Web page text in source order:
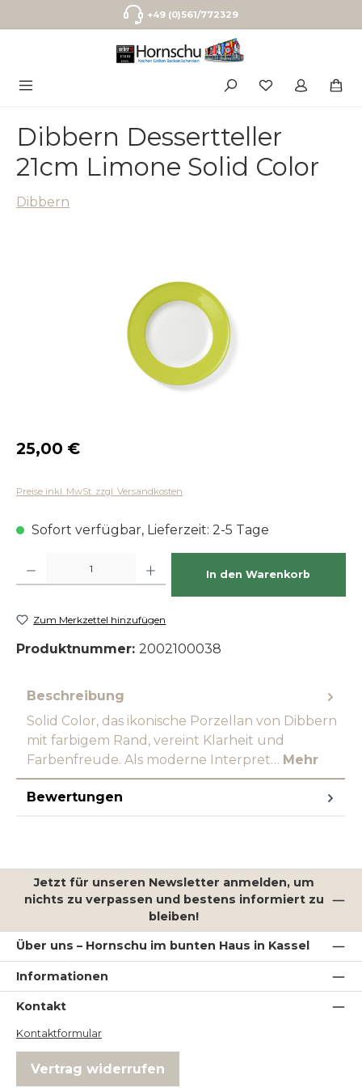
Zum Hauptinhalt springen+49 (0)561/772329
Dibbern Dessertteller
21cm Limone Solid Color
Dibbern
Regulärer Preis:
25,00 €
Preise inkl. MwSt. zzgl. Versandkosten
Sofort verfügbar, Lieferzeit: 2-5 Tage
In den Warenkorb
Zum Merkzettel hinzufügen
Produktnummer: 2002100038
Beschreibung
Solid Color, das ikonische Porzellan von Dibbern
mit farbigem Rand, vereint Klarheit und
Farbenfreude. Als moderne Interpret… Mehr
Bewertungen
Jetzt für unseren Newsletter anmelden, um
nichts zu verpassen und bestens informiert zu
bleiben!
Über uns – Hornschu im bunten Haus in Kassel
Informationen
Kontakt
Kontaktformular
Vertrag widerrufen